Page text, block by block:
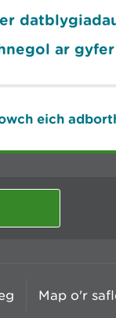
ar
eich
Map o'r